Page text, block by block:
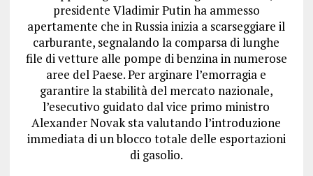
presidente Vladimir Putin ha ammesso
apertamente che in Russia inizia a scarseggiare il
carburante, segnalando la comparsa di lunghe
file di vetture alle pompe di benzina in numerose
aree del Paese.Per arginare l’emorragia e
garantire la stabilità del mercato nazionale,
l’esecutivo guidato dal vice primo ministro
Alexander Novak sta valutando l’introduzione
immediata di un blocco totale delle esportazioni
di gasolio.